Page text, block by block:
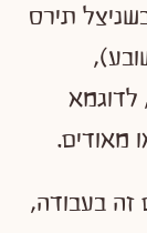
תירס
לדוגמא
מאודים.
זה בעבודה,